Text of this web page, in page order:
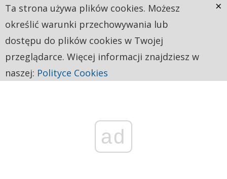
ad
Ta strona używa plików cookies. Możesz
określić warunki przechowywania lub
dostępu do plików cookies w Twojej
przeglądarce. Więcej informacji znajdziesz w
naszej: Polityce Cookies
×